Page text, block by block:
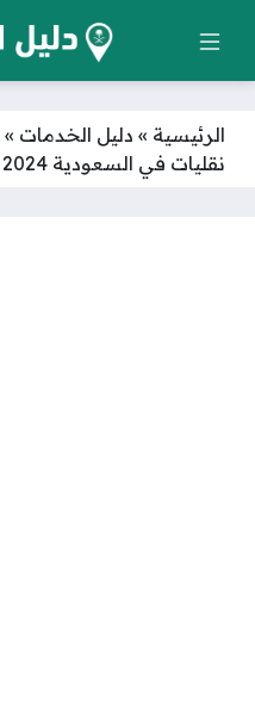
الرئيسية » دليل الخدمات »
نقليات في السعودية 2024